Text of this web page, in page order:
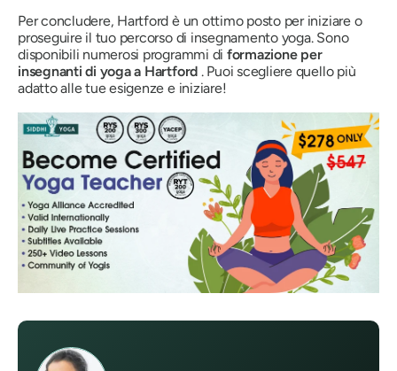
Per concludere, Hartford è un ottimo posto per iniziare o
proseguire il tuo percorso di insegnamento yoga. Sono
disponibili numerosi programmi di formazione per
insegnanti di yoga a Hartford . Puoi scegliere quello più
adatto alle tue esigenze e iniziare!